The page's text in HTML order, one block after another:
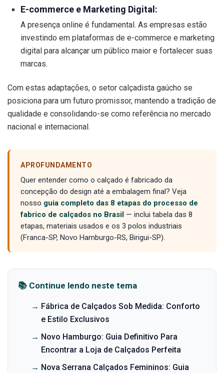
E-commerce e Marketing Digital:
A presença online é fundamental. As empresas estão
investindo em plataformas de e-commerce e marketing
digital para alcançar um público maior e fortalecer suas
marcas.
Com estas adaptações, o setor calçadista gaúcho se
posiciona para um futuro promissor, mantendo a tradição de
qualidade e consolidando-se como referência no mercado
nacional e internacional.
APROFUNDAMENTO
Quer entender como o calçado é fabricado da
concepção do design até a embalagem final? Veja
nosso guia completo das 8 etapas do processo de
fabrico de calçados no Brasil — inclui tabela das 8
etapas, materiais usados e os 3 polos industriais
(Franca-SP, Novo Hamburgo-RS, Birigui-SP).
📚 Continue lendo neste tema
→ Fábrica de Calçados Sob Medida: Conforto
e Estilo Exclusivos
→ Novo Hamburgo: Guia Definitivo Para
Encontrar a Loja de Calçados Perfeita
→ Nova Serrana Calçados Femininos: Guia